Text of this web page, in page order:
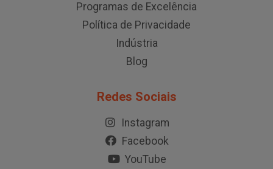
Programas de Excelência
Política de Privacidade
Indústria
Blog
Redes Sociais
Instagram
Facebook
YouTube